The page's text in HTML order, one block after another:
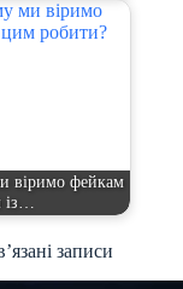
віримо фейкам
із…
записи